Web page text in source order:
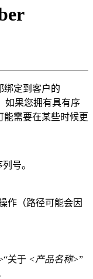
绑定到客户的
如果您拥有具有序
能需要在某些时候更
号。
作（路径可能会因
关于 <产品名称>”